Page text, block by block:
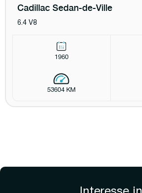
Cadillac Sedan-de-Ville
6.4 V8
1960
53604 KM